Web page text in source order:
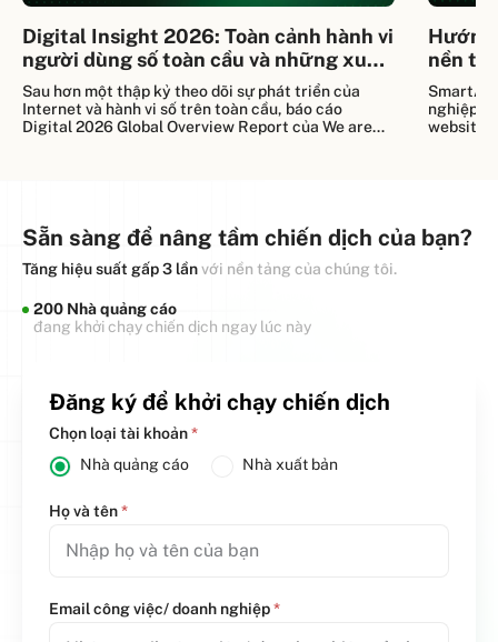
Digital Insight 2026: Toàn cảnh hành vi
người dùng số toàn cầu và những xu
hướng mới
Sau hơn một thập kỷ theo dõi sự phát triển của
Internet và hành vi số trên toàn cầu, báo cáo
Digital 2026 Global Overview Report của We are
Hướng
nền
nghiệp
website
Sẵn sàng để nâng tầm chiến dịch của bạn?
Tăng hiệu suất gấp 3 lầnvới nền tảng của chúng tôi.
200 Nhà quảng cáo
đang khởi chạy chiến dịch ngay lúc này
Đăng ký để khởi chạy chiến dịch
Chọn loại tài khoản*
Nhà quảng cáo
Nhà xuất bản
Họ và tên*
Email công việc/ doanh nghiệp*